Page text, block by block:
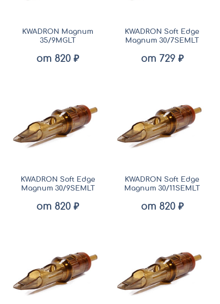
KWADRON Magnum
35/9MGLT
от 820 ₽
KWADRON Soft Edge
Magnum 30/7SEMLT
от 729 ₽
KWADRON Soft Edge
Magnum 30/9SEMLT
от 820 ₽
KWADRON Soft Edge
Magnum 30/11SEMLT
от 820 ₽